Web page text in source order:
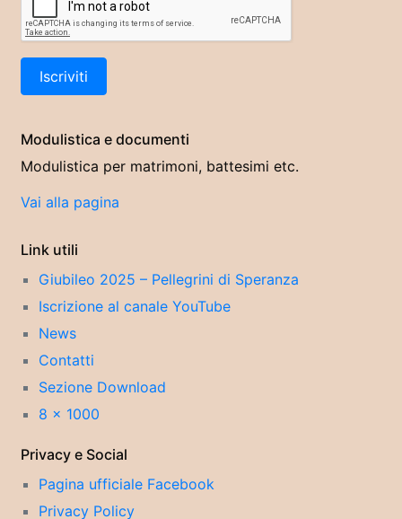
Modulistica e documenti
Modulistica per matrimoni, battesimi etc.
Vai alla pagina
Link utili
Giubileo 2025 – Pellegrini di Speranza
Iscrizione al canale YouTube
News
Contatti
Sezione Download
8 x 1000
Privacy e Social
Pagina ufficiale Facebook
Privacy Policy